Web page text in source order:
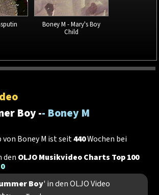
Boney M - Mary's Boy
Child
Boy -- Boney M
von Boney M ist seit440Wochen bei
den OLJO Musikvideo Charts Top 100
0
Boy' in den OLJO Video